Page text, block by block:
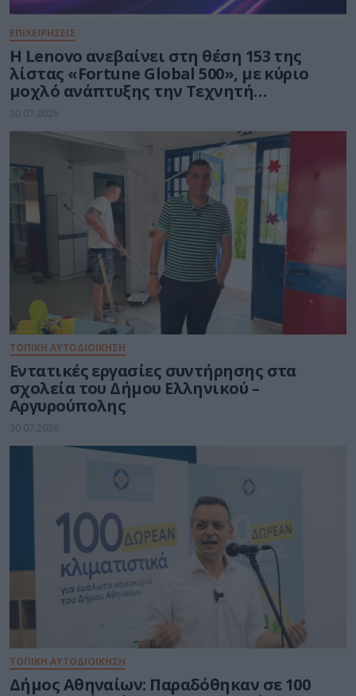
ΕΠΙΧΕΙΡΗΣΕΙΣ
Η Lenovo ανεβαίνει στη θέση 153 της
λίστας «Fortune Global 500», με κύριο
μοχλό ανάπτυξης την Τεχνητή
Νοημοσύνη
30.07.2026
ΤΟΠΙΚΗ ΑΥΤΟΔΙΟΙΚΗΣΗ
Εντατικές εργασίες συντήρησης στα
σχολεία του Δήμου Ελληνικού –
Αργυρούπολης
30.07.2026
ΤΟΠΙΚΗ ΑΥΤΟΔΙΟΙΚΗΣΗ
Δήμος Αθηναίων: Παραδόθηκαν σε 100